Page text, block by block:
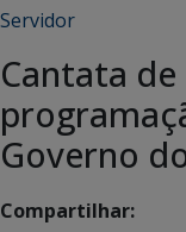
Servidor
Cantata
Governo
Compartilhar: